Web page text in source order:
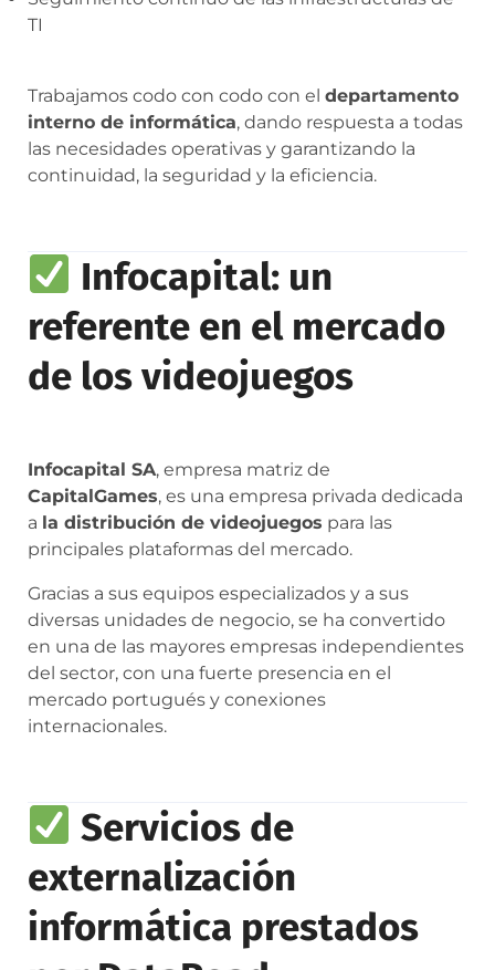
TI
Trabajamos codo con codo con el departamento
interno de informática, dando respuesta a todas
las necesidades operativas y garantizando la
continuidad, la seguridad y la eficiencia.
Infocapital: un
referente en el mercado
de los videojuegos
Infocapital SA, empresa matriz de
CapitalGames, es una empresa privada dedicada
a la distribución de videojuegos para las
principales plataformas del mercado.
Gracias a sus equipos especializados y a sus
diversas unidades de negocio, se ha convertido
en una de las mayores empresas independientes
del sector, con una fuerte presencia en el
mercado portugués y conexiones
internacionales.
Servicios de
externalización
informática prestados